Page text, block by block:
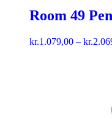
Room 49
kr.1.079,00 – kr.